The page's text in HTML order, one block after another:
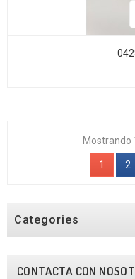
Mostrando
1 2
Categories
CONTACTA CON